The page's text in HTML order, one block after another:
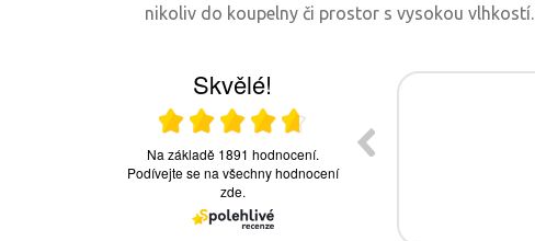
nikoliv do koupelny či prostor s vysokou vlhkostí.